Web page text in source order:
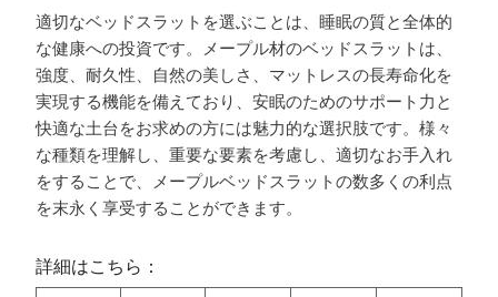
適切なベッドスラットを選ぶことは、睡眠の質と全体的
な健康への投資です。メープル材のベッドスラットは、
強度、耐久性、自然の美しさ、マットレスの長寿命化を
実現する機能を備えており、安眠のためのサポート力と
快適な土台をお求めの方には魅力的な選択肢です。様々
な種類を理解し、重要な要素を考慮し、適切なお手入れ
をすることで、メープルベッドスラットの数多くの利点
を末永く享受することができます。
詳細はこちら：